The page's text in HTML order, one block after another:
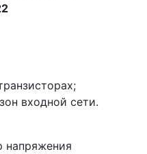
входной сети.
напряжения